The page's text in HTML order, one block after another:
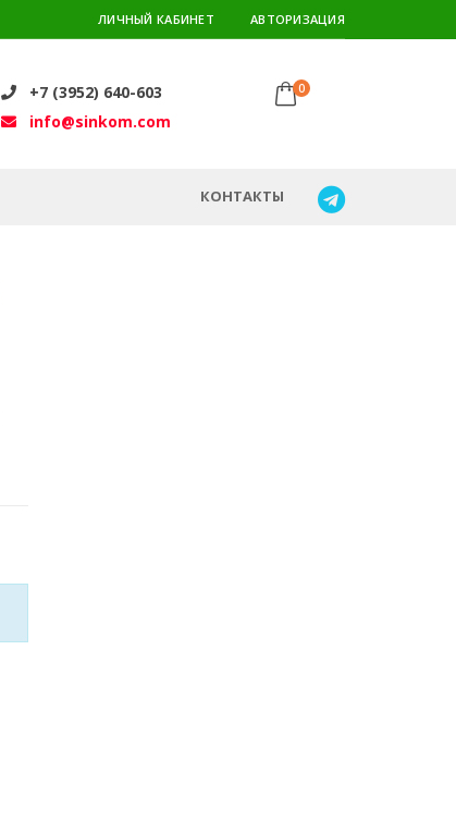
ЛИЧНЫЙ КАБИНЕТ АВТОРИЗАЦИЯ
+7 (3952) 640-603
info@sinkom.com
0
КОНТАКТЫ